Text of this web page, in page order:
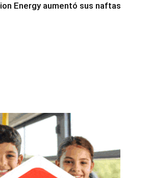
Energy aumentó sus naftas